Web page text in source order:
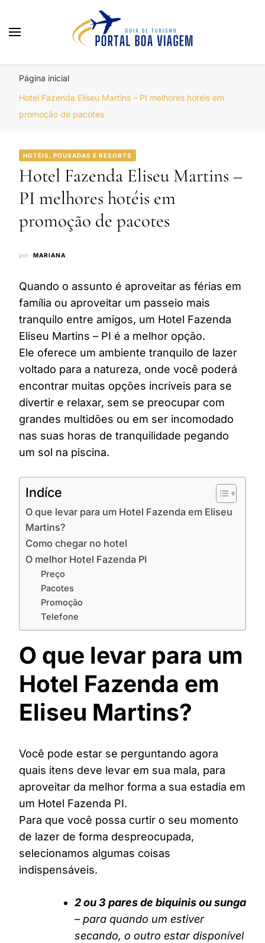
Página inicial
Hotel Fazenda Eliseu Martins – PI melhores hotéis em
promoção de pacotes
HOTÉIS, POUSADAS E RESORTS
Hotel Fazenda Eliseu Martins –
PI melhores hotéis em
promoção de pacotes
por MARIANA
Quando o assunto é aproveitar as férias em
família ou aproveitar um passeio mais
tranquilo entre amigos, um Hotel Fazenda
Eliseu Martins – PI é a melhor opção.
Ele oferece um ambiente tranquilo de lazer
voltado para a natureza, onde você poderá
encontrar muitas opções incríveis para se
divertir e relaxar, sem se preocupar com
grandes multidões ou em ser incomodado
nas suas horas de tranquilidade pegando
um sol na piscina.
Indíce
O que levar para um Hotel Fazenda em Eliseu
Martins?
Como chegar no hotel
O melhor Hotel Fazenda PI
Preço
Pacotes
Promoção
Telefone
O que levar para um
Hotel Fazenda em
Eliseu Martins?
Você pode estar se perguntando agora
quais itens deve levar em sua mala, para
aproveitar da melhor forma a sua estadia em
um Hotel Fazenda PI.
Para que você possa curtir o seu momento
de lazer de forma despreocupada,
selecionamos algumas coisas
indispensáveis.
2 ou 3 pares de biquinis ou sunga
– para quando um estiver
secando, o outro estar disponível